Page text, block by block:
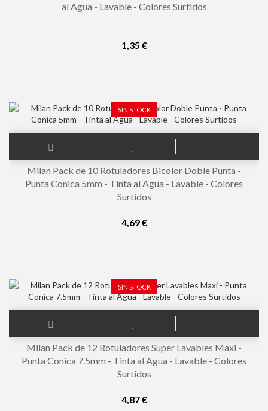
al Agua - Lavable - Colores Surtidos
1,35 €
SIN STOCK
Milan Pack de 10 Rotuladores Bicolor Doble Punta -
Punta Conica 5mm - Tinta al Agua - Lavable - Colores
Surtidos
4,69 €
SIN STOCK
Milan Pack de 12 Rotuladores Super Lavables Maxi -
Punta Conica 7.5mm - Tinta al Agua - Lavable - Colores
Surtidos
4,87 €